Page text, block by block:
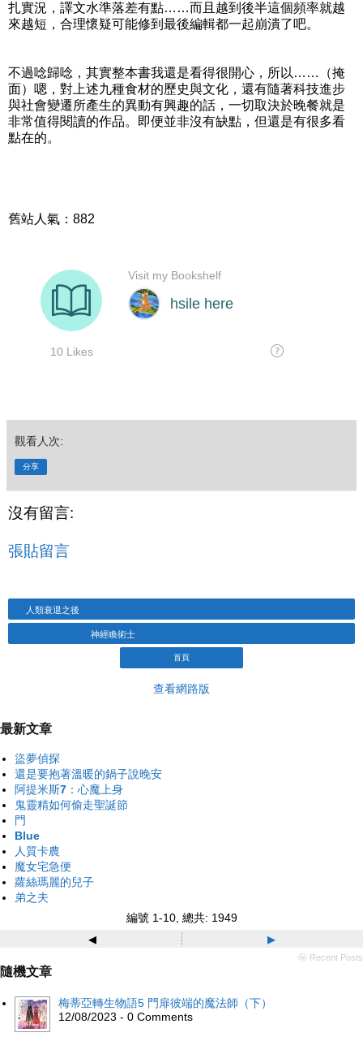
扎實況，譯文水準落差有點……而且越到後半這個頻率就越
來越短，合理懷疑可能修到最後編輯都一起崩潰了吧。
不過唸歸唸，其實整本書我還是看得很開心，所以……（掩
面）嗯，對上述九種食材的歷史與文化，還有隨著科技進步
與社會變遷所產生的異動有興趣的話，一切取決於晚餐就是
非常值得閱讀的作品。即便並非沒有缺點，但還是有很多看
點在的。
舊站人氣：882
觀看人次:
分享
沒有留言:
張貼留言
人類衰退之後
神經喚術士
首頁
查看網路版
最新文章
盜夢偵探
還是要抱著溫暖的鍋子說晚安
阿提米斯7：心魔上身
鬼靈精如何偷走聖誕節
門
Blue
人質卡農
魔女宅急便
蘿絲瑪麗的兒子
弟之夫
編號 1-10, 總共: 1949
◂ ▸
ⓦ Recent Posts
隨機文章
梅蒂亞轉生物語5 門扉彼端的魔法師（下）
12/08/2023 - 0 Comments